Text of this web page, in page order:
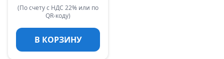
(По счету с НДС 22% или по
QR-коду)
В КОРЗИНУ